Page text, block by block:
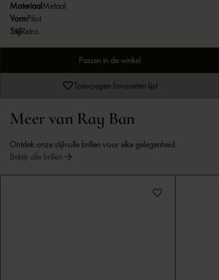
MateriaalMetaal
VormPilot
StijlRetro
Passen in de winkel
Toevoegen favorieten lijst
Meer van Ray Ban
Ontdek onze stijlvolle brillen voor elke gelegenheid.
Bekijk alle brillen